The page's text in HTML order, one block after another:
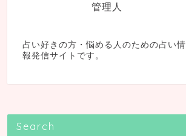
管理人
占い好きの方・悩める人のための占い情
報発信サイトです。
Search